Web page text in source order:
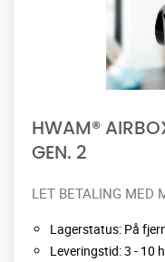
HWAM®
GEN. 2
LET BETALING MED
Lagerstatus: På
Leveringstid: 3 - 10